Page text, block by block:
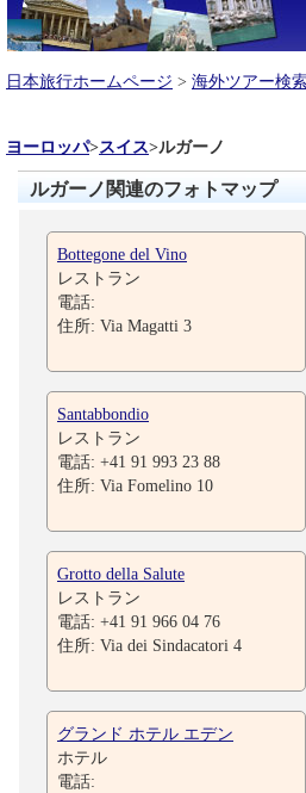
日本旅行ホームページ > 海外ツアー検
ヨーロッパ>スイス>ルガーノ
ルガーノ関連のフォトマップ
Bottegone del Vino
レストラン
電話:
住所: Via Magatti 3
Santabbondio
レストラン
電話: +41 91 993 23 88
住所: Via Fomelino 10
Grotto della Salute
レストラン
電話: +41 91 966 04 76
住所: Via dei Sindacatori 4
グランド ホテル エデン
ホテル
電話: